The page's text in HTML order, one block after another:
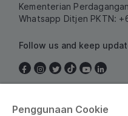
Kementerian
Whatsapp Ditjen PKTN:
Follow us and keep
Penggunaan Cookie